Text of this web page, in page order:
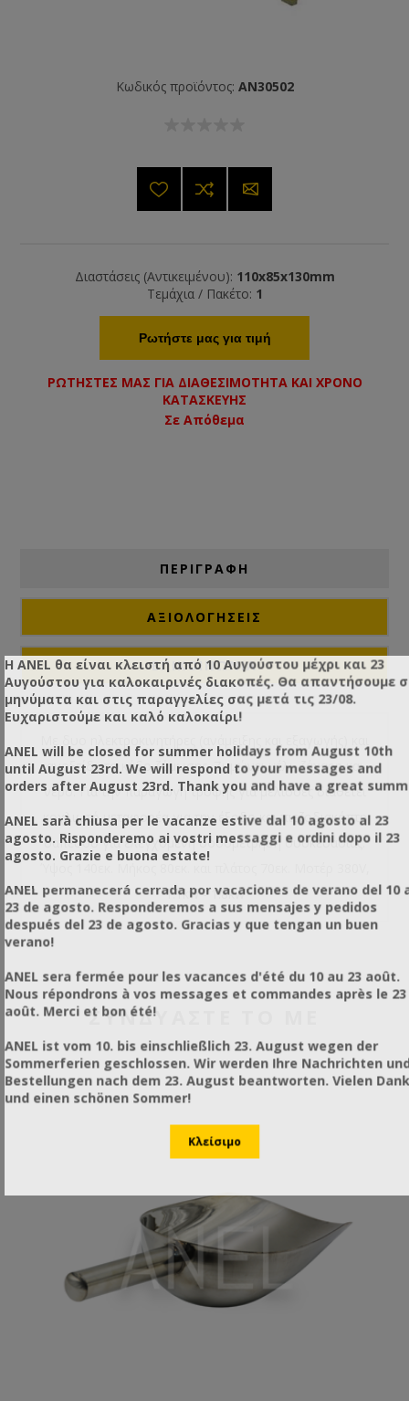
Κωδικός προϊόντος: AN30502
Διαστάσεις (Αντικειμένου): 110x85x130mm
Τεμάχια / Πακέτο: 1
Ρωτήστε μας για τιμή
ΡΩΤΗΣΤΕΣ ΜΑΣ ΓΙΑ ΔΙΑΘΕΣΙΜΟΤΗΤΑ ΚΑΙ ΧΡΟΝΟ
ΚΑΤΑΣΚΕΥΗΣ
Σε Απόθεμα
ΠΕΡΙΓΡΑΦΗ
ΑΞΙΟΛΟΓΉΣΕΙΣ
ΕΠΙΚΟΙΝΩΝΙΑ
ανοξείδωτο κάδο ζύμωσης. Ζυμώνει μέλι, ζάχαρη και
νερό. Για την παραγωγή τροφής για μέλισσες διαθέτει
κοχλιωτό μεταφορέα για την έξοδο και πιεζοδιακόπτη
δαπέδου για ελεγχόμενη δοσομέτρηση συσκευασίας.
1.1kw - 1.8kw
ΣΥΝΔΥΑΣΤΕ ΤΟ ΜΕ
Η ANEL θα είναι κλειστή από 10 Αυγούστου μέχρι και 23
Αυγούστου για καλοκαιρινές διακοπές. Θα απαντήσουμε
μηνύματα και στις παραγγελίες σας μετά τις 23/08.
Ευχαριστούμε και καλό καλοκαίρι!
ANEL will be closed for summer holidays from August 10th
until August 23rd. We will respond to your messages and
orders after August 23rd. Thank you and have a great
ANEL sarà chiusa per le vacanze estive dal 10 agosto al 23
agosto. Risponderemo ai vostri messaggi e ordini dopo il 23
agosto. Grazie e buona estate!
ANEL permanecerá cerrada por vacaciones de verano del 10
23 de agosto. Responderemos a sus mensajes y pedidos
después del 23 de agosto. Gracias y que tengan un buen
verano!
ANEL sera fermée pour les vacances d'été du 10 au 23 août.
Nous répondrons à vos messages et commandes après le 23
août. Merci et bon été!
ANEL ist vom 10. bis einschließlich 23. August wegen der
Sommerferien geschlossen. Wir werden Ihre Nachrichten
Bestellungen nach dem 23. August beantworten. Vielen Dank
und einen schönen Sommer!